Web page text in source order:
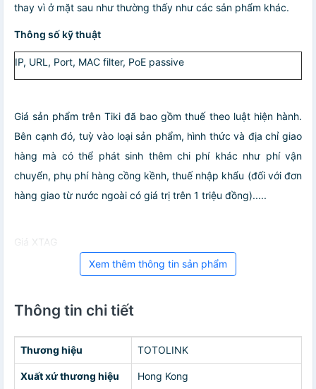
thay vì ở mặt sau như thường thấy như các sản phẩm khác.
Thông số kỹ thuật
IP, URL, Port, MAC filter, PoE passive
Giá sản phẩm trên Tiki đã bao gồm thuế theo luật hiện hành.
Bên cạnh đó, tuỳ vào loại sản phẩm, hình thức và địa chỉ giao
hàng mà có thể phát sinh thêm chi phí khác như phí vận
chuyển, phụ phí hàng cồng kềnh, thuế nhập khẩu (đối với đơn
hàng giao từ nước ngoài có giá trị trên 1 triệu đồng).....
Giá XTAG
Xem thêm thông tin sản phẩm
Thông tin chi tiết
Thương hiệu TOTOLINK
Xuất xứ thương hiệu Hong Kong